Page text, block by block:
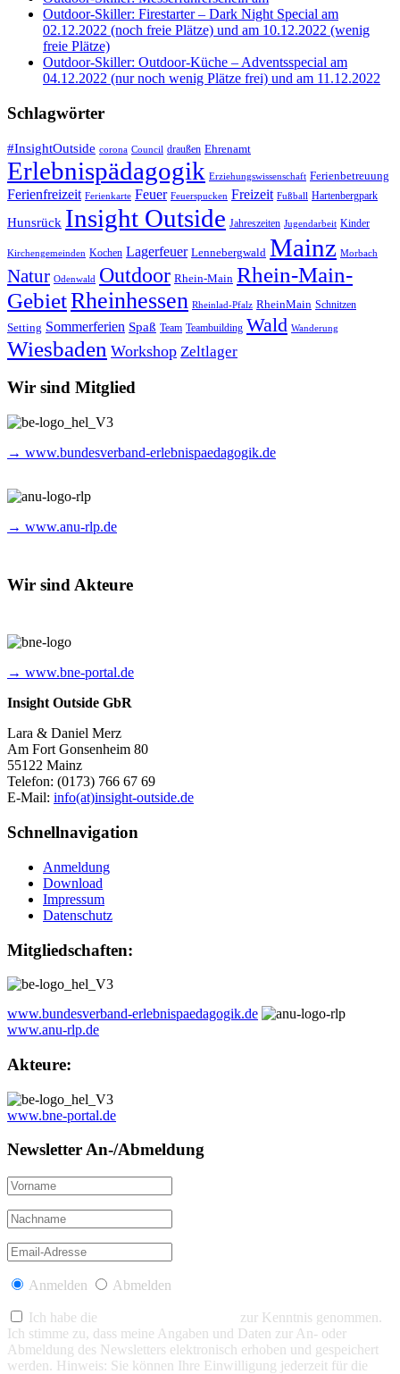
Outdoor-Skiller: Firestarter – Dark Night Special am
02.12.2022 (noch freie Plätze) und am 10.12.2022 (wenig
freie Plätze)
Outdoor-Skiller: Outdoor-Küche – Adventsspecial am
04.12.2022 (nur noch wenig Plätze frei) und am 11.12.2022
Schlagwörter
#InsightOutside corona Council draußen Ehrenamt
Erlebnispädagogik Erziehungswissenschaft Ferienbetreuung
Ferienfreizeit Ferienkarte Feuer Feuerspucken Freizeit Fußball Hartenbergpark
Hunsrück Insight Outside Jahreszeiten Jugendarbeit Kinder
Kirchengemeinden Kochen Lagerfeuer Lennebergwald Mainz Morbach
Natur Odenwald Outdoor Rhein-Main Rhein-Main-
GebietRheinhessen Rheinlad-Pfalz RheinMain Schnitzen
Setting Sommerferien Spaß Team Teambuilding Wald Wanderung
Wiesbaden Workshop Zeltlager
Wir sind Mitglied
→ www.bundesverband-erlebnispaedagogik.de
→ www.anu-rlp.de
Wir sind Akteure
→ www.bne-portal.de
Insight Outside GbR
Lara & Daniel Merz
Am Fort Gonsenheim 80
55122 Mainz
Telefon: (0173) 766 67 69
E-Mail: info(at)insight-outside.de
Schnellnavigation
Anmeldung
Download
Impressum
Datenschutz
Mitgliedschaften:
www.bundesverband-erlebnispaedagogik.de
www.anu-rlp.de
Akteure:
www.bne-portal.de
Newsletter An-/Abmeldung
Anmelden Abmelden
Ich habe die
zur Kenntnis genommen.
Ich stimme zu, dass meine Angaben und Daten zur An- oder
Abmeldung des Newsletters elektronisch erhoben und gespeichert
werden. Hinweis: Sie können Ihre Einwilligung jederzeit für die